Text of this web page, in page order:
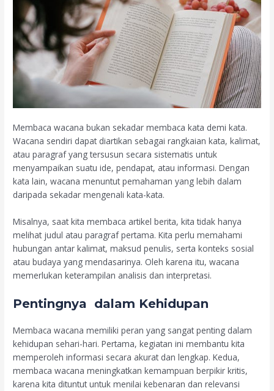
Membaca wacana bukan sekadar membaca kata demi kata.
Wacana sendiri dapat diartikan sebagai rangkaian kata, kalimat,
atau paragraf yang tersusun secara sistematis untuk
menyampaikan suatu ide, pendapat, atau informasi. Dengan
kata lain, wacana menuntut pemahaman yang lebih dalam
daripada sekadar mengenali kata-kata.
Misalnya, saat kita membaca artikel berita, kita tidak hanya
melihat judul atau paragraf pertama. Kita perlu memahami
hubungan antar kalimat, maksud penulis, serta konteks sosial
atau budaya yang mendasarinya. Oleh karena itu, wacana
memerlukan keterampilan analisis dan interpretasi.
Pentingnya dalam Kehidupan
Membaca wacana memiliki peran yang sangat penting dalam
kehidupan sehari-hari. Pertama, kegiatan ini membantu kita
memperoleh informasi secara akurat dan lengkap. Kedua,
membaca wacana meningkatkan kemampuan berpikir kritis,
karena kita dituntut untuk menilai kebenaran dan relevansi